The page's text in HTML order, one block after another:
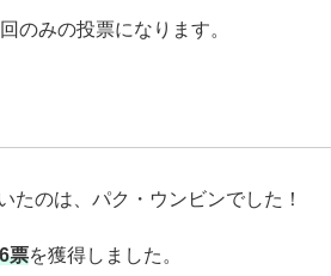
のみの投票になります。
たのは、パク・ウンビンでした！
票を獲得しました。